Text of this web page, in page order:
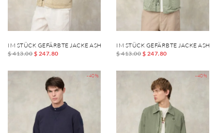
IM STÜCK GEFÄRBTE JACKE ASHMONT DYED
$ 413.00 $ 247.80
IM STÜCK GEFÄRBTE JACKE
$ 413.00 $ 247.80
-40% -40%